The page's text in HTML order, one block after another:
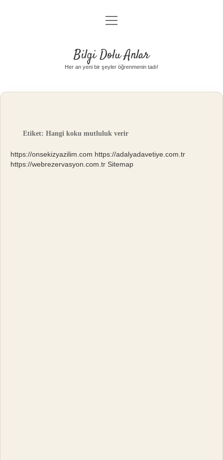
Anasayfa
Yasal Uyarı
menüyü
aç
Bilgi Dolu Anlar
Her an yeni bir şeyler öğrenmenin tadı!
Etiket:Hangi koku mutluluk verir
https://onsekizyazilim.com https://adalyadavetiye.com.tr
https://webrezervasyon.com.tr Sitemap